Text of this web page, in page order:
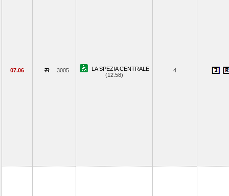
07.06 3005
LA SPEZIA CENTRALE
(12.58)
4